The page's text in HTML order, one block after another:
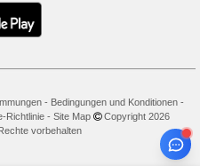
- Bedingungen und Konditionen-
Richtlinie - Site Map
Copyright 2026
vorbehalten